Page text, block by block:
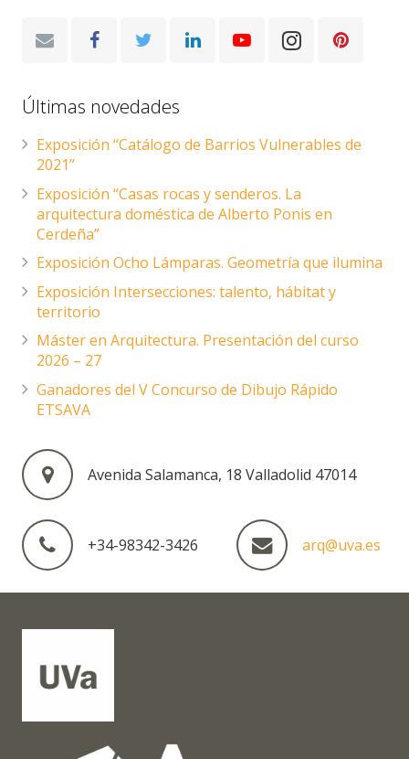
Últimas novedades
Exposición “Catálogo de Barrios Vulnerables de
2021”
Exposición “Casas rocas y senderos. La
arquitectura doméstica de Alberto Ponis en
Cerdeña”
Exposición Ocho Lámparas. Geometría que ilumina
Exposición Intersecciones: talento, hábitat y
territorio
Máster en Arquitectura. Presentación del curso
2026 – 27
Ganadores del V Concurso de Dibujo Rápido
ETSAVA
Avenida Salamanca, 18 Valladolid 47014
+34-98342-3426 arq@uva.es